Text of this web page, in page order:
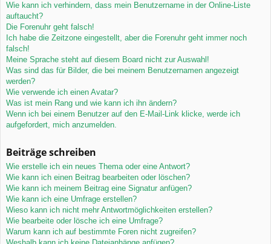
Wie kann ich verhindern, dass mein Benutzername in der Online-Liste
auftaucht?
Die Forenuhr geht falsch!
Ich habe die Zeitzone eingestellt, aber die Forenuhr geht immer noch
falsch!
Meine Sprache steht auf diesem Board nicht zur Auswahl!
Was sind das für Bilder, die bei meinem Benutzernamen angezeigt
werden?
Wie verwende ich einen Avatar?
Was ist mein Rang und wie kann ich ihn ändern?
Wenn ich bei einem Benutzer auf den E-Mail-Link klicke, werde ich
aufgefordert, mich anzumelden.
Beiträge schreiben
Wie erstelle ich ein neues Thema oder eine Antwort?
Wie kann ich einen Beitrag bearbeiten oder löschen?
Wie kann ich meinem Beitrag eine Signatur anfügen?
Wie kann ich eine Umfrage erstellen?
Wieso kann ich nicht mehr Antwortmöglichkeiten erstellen?
Wie bearbeite oder lösche ich eine Umfrage?
Warum kann ich auf bestimmte Foren nicht zugreifen?